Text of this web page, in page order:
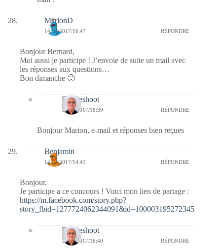
MarionD
14/05/2017/16:47 RÉPONDRE
Bonjour Bernard,
Moi aussi je participe ! J’envoie de suite un mail avec
les réponses aux questions…
Bon dimanche 🙂
Bernieshoot
14/05/2017/18:39 RÉPONDRE
Bonjour Marion, e-mail et réponses bien reçues
Benjamin
14/05/2017/14:43 RÉPONDRE
Bonjour,
Je participe a ce concours ! Voici mon lien de partage :
https://m.facebook.com/story.php?
story_fbid=1277724062344091&id=100003195272345
Bernieshoot
14/05/2017/18:40 RÉPONDRE